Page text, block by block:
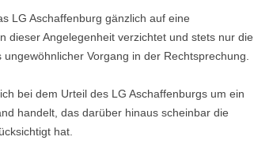
LG Aschaffenburg gänzlich auf eine
dieser Angelegenheit verzichtet und stets nur die
Vorgang in der Rechtsprechung.
bei dem Urteil des LG Aschaffenburgs um ein
handelt, das darüber hinaus scheinbar die
hat.